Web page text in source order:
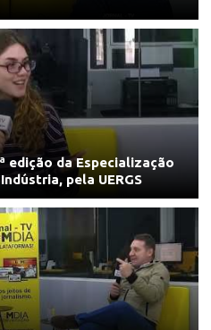
edição da Especialização
pela UERGS